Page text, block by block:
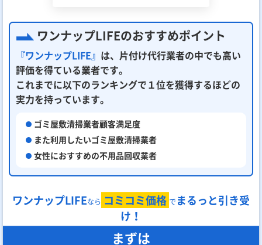
ワンナップLIFEのおすすめポイント
『ワンナップLIFE』 は、片付け代行業者の中でも高い
評価を得ている業者です。
これまでに以下のランキングで１位を獲得するほどの
実力を持っています。
ゴミ屋敷清掃業者顧客満足度
また利用したいゴミ屋敷清掃業者
女性におすすめの不用品回収業者
ワンナップLIFEなら コミコミ価格 で まるっと引き受
け！
まずは